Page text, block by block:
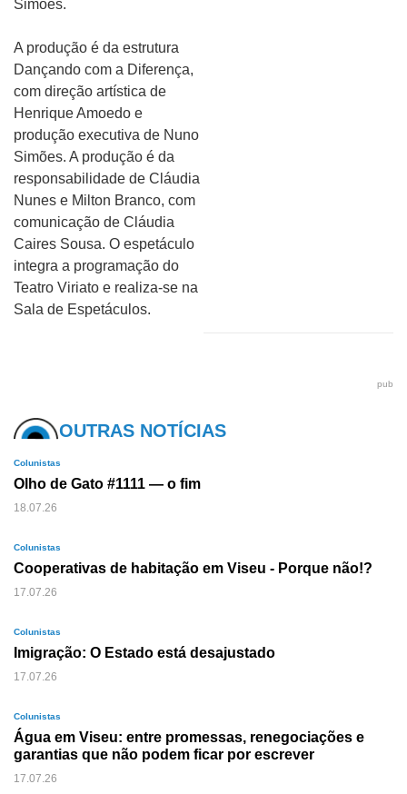
Simões.
A produção é da estrutura
Dançando com a Diferença,
com direção artística de
Henrique Amoedo e
produção executiva de Nuno
Simões. A produção é da
responsabilidade de Cláudia
Nunes e Milton Branco, com
comunicação de Cláudia
Caires Sousa. O espetáculo
integra a programação do
Teatro Viriato e realiza-se na
Sala de Espetáculos.
pub
OUTRAS NOTÍCIAS
Colunistas
Olho de Gato #1111 — o fim
18.07.26
Colunistas
Cooperativas de habitação em Viseu - Porque não!?
17.07.26
Colunistas
Imigração: O Estado está desajustado
17.07.26
Colunistas
Água em Viseu: entre promessas, renegociações e
garantias que não podem ficar por escrever
17.07.26